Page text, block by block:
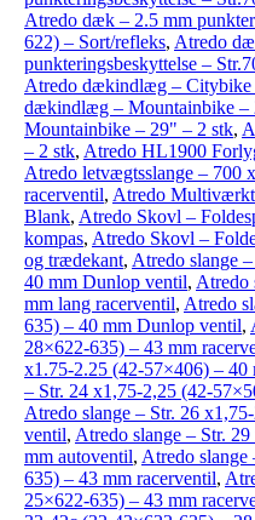
Atredo dæk – 2.5 mm
622) – Sort/refleks, Atredo
punkteringsbeskyttelse –
Atredo dækindlæg – Citybike
dækindlæg – Mountainbike –
Mountainbike – 29" – 2 stk,
– 2 stk, Atredo HL1900
Atredo letvægtsslange – 700
racerventil, Atredo
Blank, Atredo Skovl –
kompas, Atredo Skovl –
og trædekant, Atredo slange
40 mm Dunlop ventil, Atredo
mm lang racerventil, Atredo
635) – 40 mm Dunlop ventil,
28×622-635) – 43 mm
x1.75-2.25 (42-57×406) –
– Str. 24 x1,75-2,25 (42-
Atredo slange – Str. 26
ventil, Atredo slange – Str.
mm autoventil, Atredo
635) – 43 mm racerventil,
25×622-635) – 43 mm